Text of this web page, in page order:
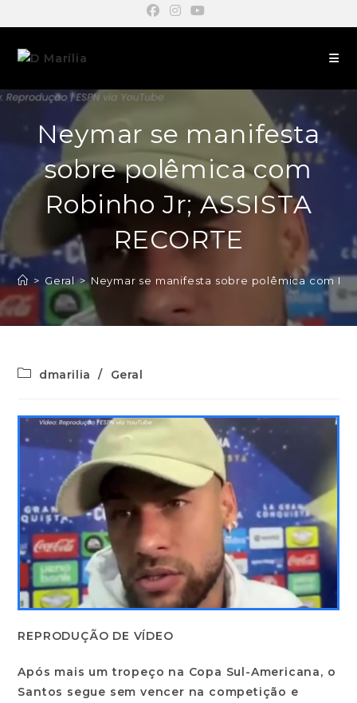
Neymar se manifesta
sobre polêmica com
Robinho Jr; ASSISTA
RECORTE
> Geral > Neymar se manifesta sobre polêmica com
dmarilia / Geral
REPRODUÇÃO DE VÍDEO
Após mais um tropeço na Copa Sul-Americana, o
Santos segue sem vencer na competição e